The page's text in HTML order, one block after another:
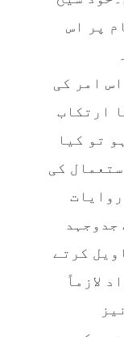
پر اس
امر کی
ارتکاب
تو کیا
کی
جدوجہد
کرتے
لازماً